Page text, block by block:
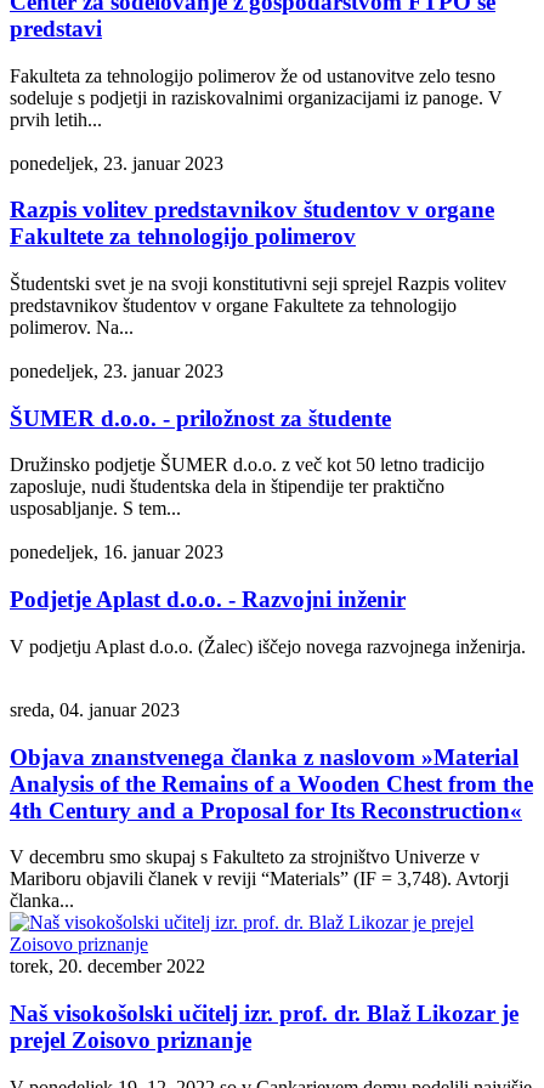
predstavi
Fakulteta za tehnologijo polimerov že od ustanovitve zelo tesno
sodeluje s podjetji in raziskovalnimi organizacijami iz panoge. V
prvih letih...
ponedeljek, 23. januar 2023
Razpis volitev predstavnikov študentov v organe
Fakultete za tehnologijo polimerov
Študentski svet je na svoji konstitutivni seji sprejel Razpis volitev
predstavnikov študentov v organe Fakultete za tehnologijo
polimerov. Na...
ponedeljek, 23. januar 2023
ŠUMER d.o.o. - priložnost za študente
Družinsko podjetje ŠUMER d.o.o. z več kot 50 letno tradicijo
zaposluje, nudi študentska dela in štipendije ter praktično
usposabljanje. S tem...
ponedeljek, 16. januar 2023
Podjetje Aplast d.o.o. - Razvojni inženir
V podjetju Aplast d.o.o. (Žalec) iščejo novega razvojnega inženirja.
sreda, 04. januar 2023
Objava znanstvenega članka z naslovom »Material
Analysis of the Remains of a Wooden Chest from the
4th Century and a Proposal for Its Reconstruction«
V decembru smo skupaj s Fakulteto za strojništvo Univerze v
Mariboru objavili članek v reviji “Materials” (IF = 3,748). Avtorji
članka...
torek, 20. december 2022
Naš visokošolski učitelj izr. prof. dr. Blaž Likozar je
prejel Zoisovo priznanje